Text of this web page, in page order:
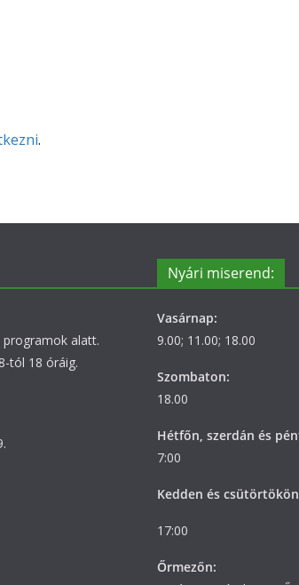
.
programok alatt.
tól 18 óráig.
Nyári miserend:
Vasárnap:
9.00; 11.00; 18.00
Szombaton:
18.00
Hétfőn, szerdán és
7:00
Kedden és
17:00
Őrmezőn: